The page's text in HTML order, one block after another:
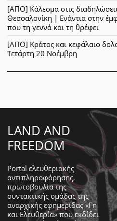
[ΑΠΟ] Κάλεσμα στις
Θεσσαλονίκη | Ενάντια στην
που τη γεννά και τη θρέφει
[ΑΠΟ] Κράτος και κεφάλαιο
Τετάρτη 20 Νοέμβρη
LAND AND
FREEDOM
Portal ελευθεριακής
αντιπληροφόρησης,
πρωτοβουλία της
συντακτικής ομάδας της
αναρχικής εφημερίδας «Γη
και Ελευθερία» που εκδίδει